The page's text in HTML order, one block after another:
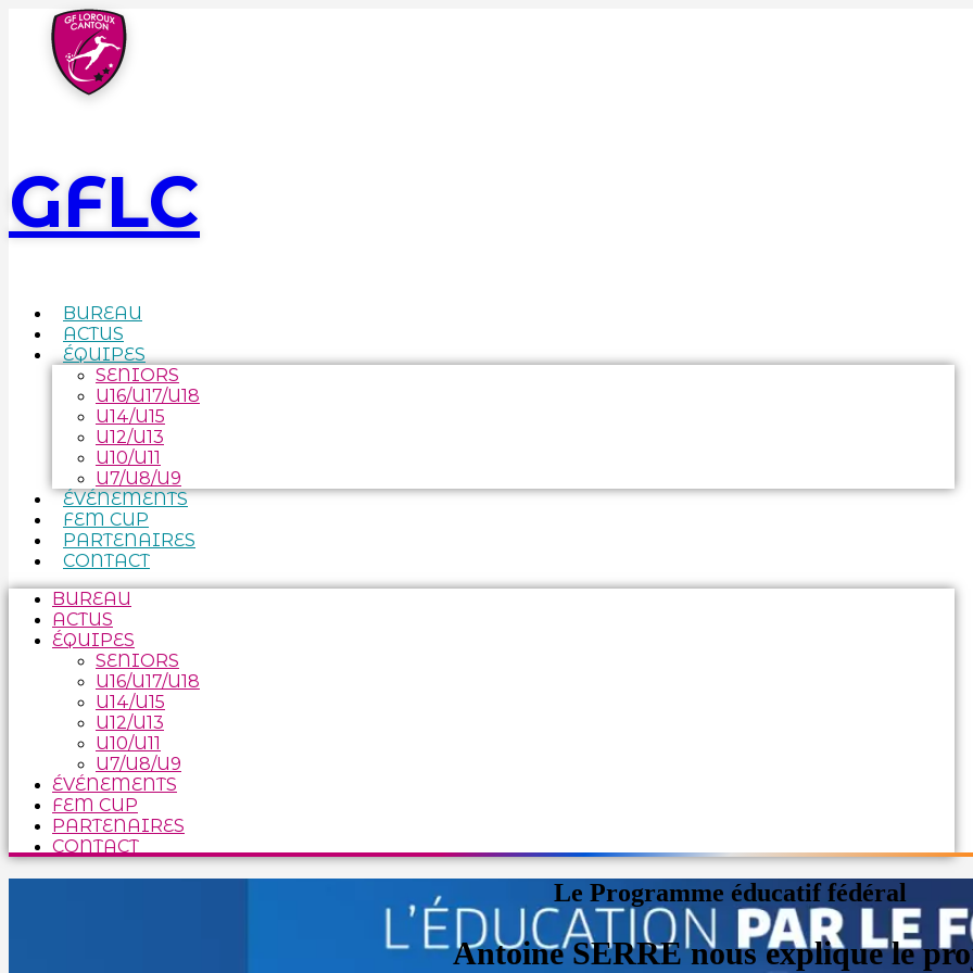
GFLC
BUREAU
ACTUS
ÉQUIPES
SENIORS
U16/U17/U18
U14/U15
U12/U13
U10/U11
U7/U8/U9
ÉVÉNEMENTS
FEM CUP
PARTENAIRES
CONTACT
BUREAU
ACTUS
ÉQUIPES
SENIORS
U16/U17/U18
U14/U15
U12/U13
U10/U11
U7/U8/U9
ÉVÉNEMENTS
FEM CUP
PARTENAIRES
CONTACT
Le Programme éducatif fédéral
Antoine SERRE nous explique le